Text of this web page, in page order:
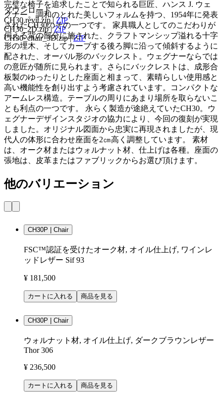
ダウンロード
CH30.revit.zip| ZIP
CH30_2D.zip|ZIP
CH30_chair_3D.zip|ZIP
完璧な椅子を追求したことで知られる巨匠、ハンス J. ウェ
グナー。調和のとれた美しいフォルムを持つ、1954年に発表
されたCH30のその一つです。 家具職人としてのこだわりが
伺える背の部分に施された、クラフトマンシップ溢れる十字
形の埋木、そしてカーブする後ろ脚に沿って傾斜するように
配された、オーバル形のバックレスト。ウェグナーならでは
の意匠が随所に見られます。さらにバックレストは、成形合
板製のゆったりとした座面と相まって、素晴らしい使用感と
高い機能性を創り出すよう考慮されています。コンパクトな
アームレス構造。テーブルの周りにあまり場所を取らないこ
とも利点の一つです。 永らく製造が途絶えていたCH30。ウ
ェグナーデザインスタジオの協力により、今回の復刻が実現
しました。オリジナル図面から忠実に再現されましたが、現
代人の体形に合わせ座面を2㎝高く調整しています。 素材
は、オーク材またはウォルナット材、仕上げは各種。座面の
張地は、皮革またはファブリックからお選び頂けます。
他のバリエーション
CH30P | Chair
FSC™認証を受けたオーク材, オイル仕上げ, ワインレ
ッドレザー Sif 93
¥ 181,500
カートに入れる 商品を見る
CH30P | Chair
ウォルナット材, オイル仕上げ, ダークブラウンレザー
Thor 306
¥ 236,500
カートに入れる 商品を見る